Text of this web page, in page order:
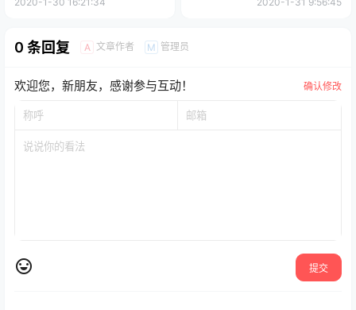
0 条回复 A 文章作者 M 管理员
欢迎您，新朋友，感谢参与互动！ 确认修改
提交